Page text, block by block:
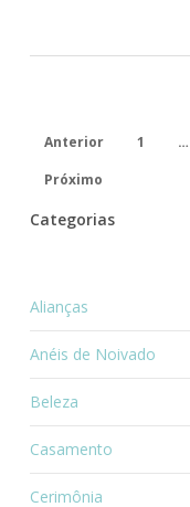
Anterior 1 …
Próximo
Categorias
Alianças
Anéis de Noivado
Beleza
Casamento
Cerimônia